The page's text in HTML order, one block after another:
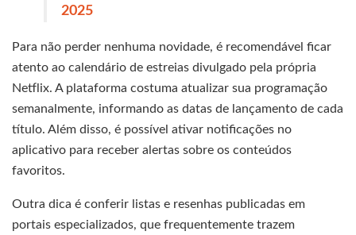
2025
Para não perder nenhuma novidade, é recomendável ficar
atento ao calendário de estreias divulgado pela própria
Netflix. A plataforma costuma atualizar sua programação
semanalmente, informando as datas de lançamento de cada
título. Além disso, é possível ativar notificações no
aplicativo para receber alertas sobre os conteúdos
favoritos.
Outra dica é conferir listas e resenhas publicadas em
portais especializados, que frequentemente trazem